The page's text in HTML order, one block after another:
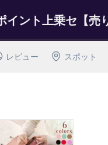
レビュー スポット